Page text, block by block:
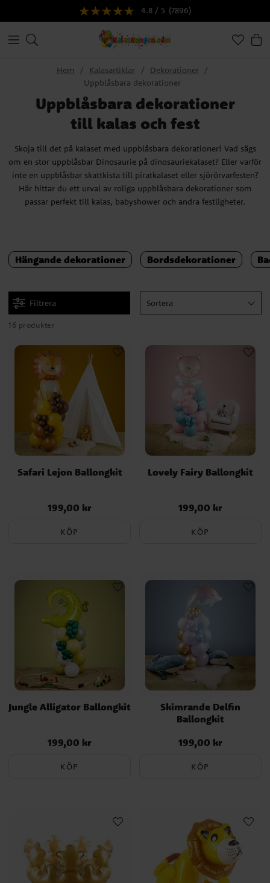
4.8 / 5 (7896)
Hem Kalasartiklar
Dekorationer
Uppblåsbara dekorationer
Uppblåsbara dekorationer
till kalas och fest
Skoja till det på kalaset med uppblåsbara dekorationer! Vad sägs
om en stor uppblåsbar Dinosaurie på dinosauriekalaset? Eller varför
inte en uppblåsbar skattkista till piratkalaset eller sjörörvarfesten?
Här hittar du ett urval av roliga uppblåsbara dekorationer som
passar perfekt till kalas, babyshower och andra festligheter.
Hängande dekorationer Bordsdekorationer
Filtrera Sortera
16 produkter
Safari Lejon Ballongkit
Pris:199,00 kr
199,00 kr
KÖP
Lovely Fairy Ballongkit
Pris:199,00 kr
199,00 kr
KÖP
Jungle Alligator Ballongkit
Pris:199,00 kr
199,00 kr
KÖP
Skimrande Delfin
Ballongkit
Pris:199,00 kr
199,00 kr
KÖP